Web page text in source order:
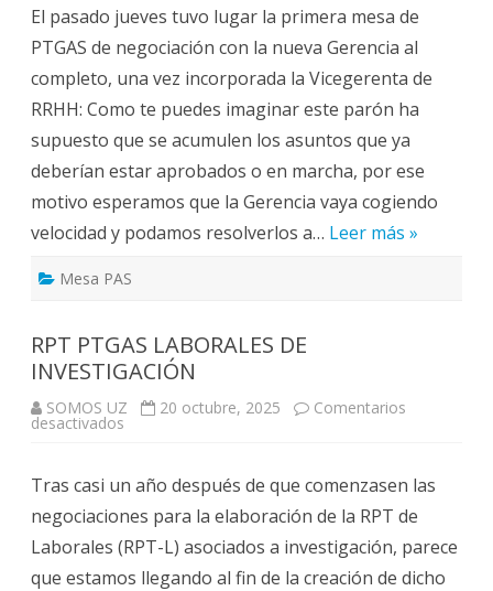
PRIMERA
MESA
DE
NEGOCIACIÓN
CON
LA
NUEVA
GERENCIA
16/10/2025
El pasado jueves tuvo lugar la primera mesa de
PTGAS de negociación con la nueva Gerencia al
completo, una vez incorporada la Vicegerenta de
RRHH: Como te puedes imaginar este parón ha
supuesto que se acumulen los asuntos que ya
deberían estar aprobados o en marcha, por ese
motivo esperamos que la Gerencia vaya cogiendo
velocidad y podamos resolverlos a… Leer más »
Mesa PAS
RPT PTGAS LABORALES DE
INVESTIGACIÓN
SOMOS UZ 20 octubre, 2025 Comentarios
desactivados
DE
INVESTIGACIÓN
Tras casi un año después de que comenzasen las
negociaciones para la elaboración de la RPT de
Laborales (RPT-L) asociados a investigación, parece
que estamos llegando al fin de la creación de dicho